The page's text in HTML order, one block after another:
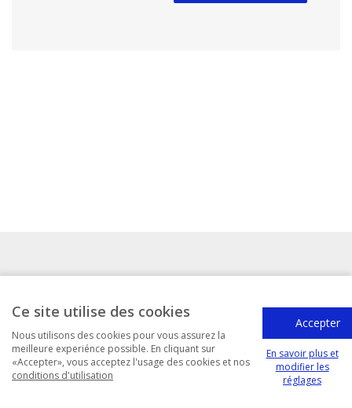
Contact
À propos Confidentialité
Conditions d'utilisation
Ce site utilise des cookies
Nous utilisons des cookies pour vous assurez la
meilleure experiénce possible. En cliquant sur
«Accepter», vous acceptez l'usage des cookies et nos
conditions d'utilisation
Accepter
En savoir plus et
modifier les
réglages